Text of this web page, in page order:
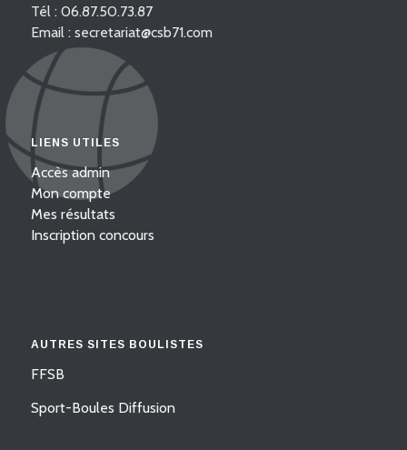
Tél : 06.87.50.73.87
Email : secretariat@csb71.com
LIENS UTILES
Accès admin
Mon compte
Mes résultats
Inscription concours
AUTRES SITES BOULISTES
FFSB
Sport-Boules Diffusion